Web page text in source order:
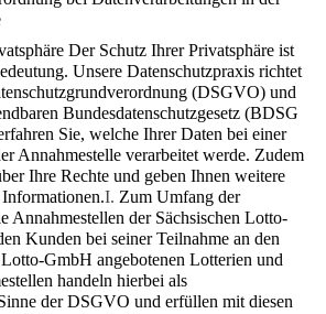
Der Schutz Ihrer Privatsphäre ist
Unsere Datenschutzpraxis richtet
(DSGVO) und
Bundesdatenschutzgesetz (BDSG
Sie, welche Ihrer Daten bei einer
Annahmestelle verarbeitet werde. Zudem
Ihre Rechte und geben Ihnen weitere
I. Zum Umfang der
Annahmestellen der Sächsischen Lotto-
Kunden bei seiner Teilnahme an den
GmbH angebotenen Lotterien und
handeln hierbei als
der DSGVO und erfüllen mit diesen